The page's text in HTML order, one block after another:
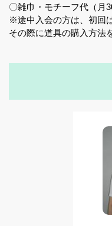
〇雑巾・モチーフ代（月
※途中入会の方は、初回
その際に道具の購入方法